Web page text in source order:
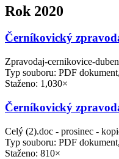
Rok 2020
Černíkovický
Zpravodaj-cernikovice-
Typ souboru: PDF
Staženo: 1,030×
Černíkovický
Celý (2).doc - prosinec -
Typ souboru: PDF
Staženo: 810×